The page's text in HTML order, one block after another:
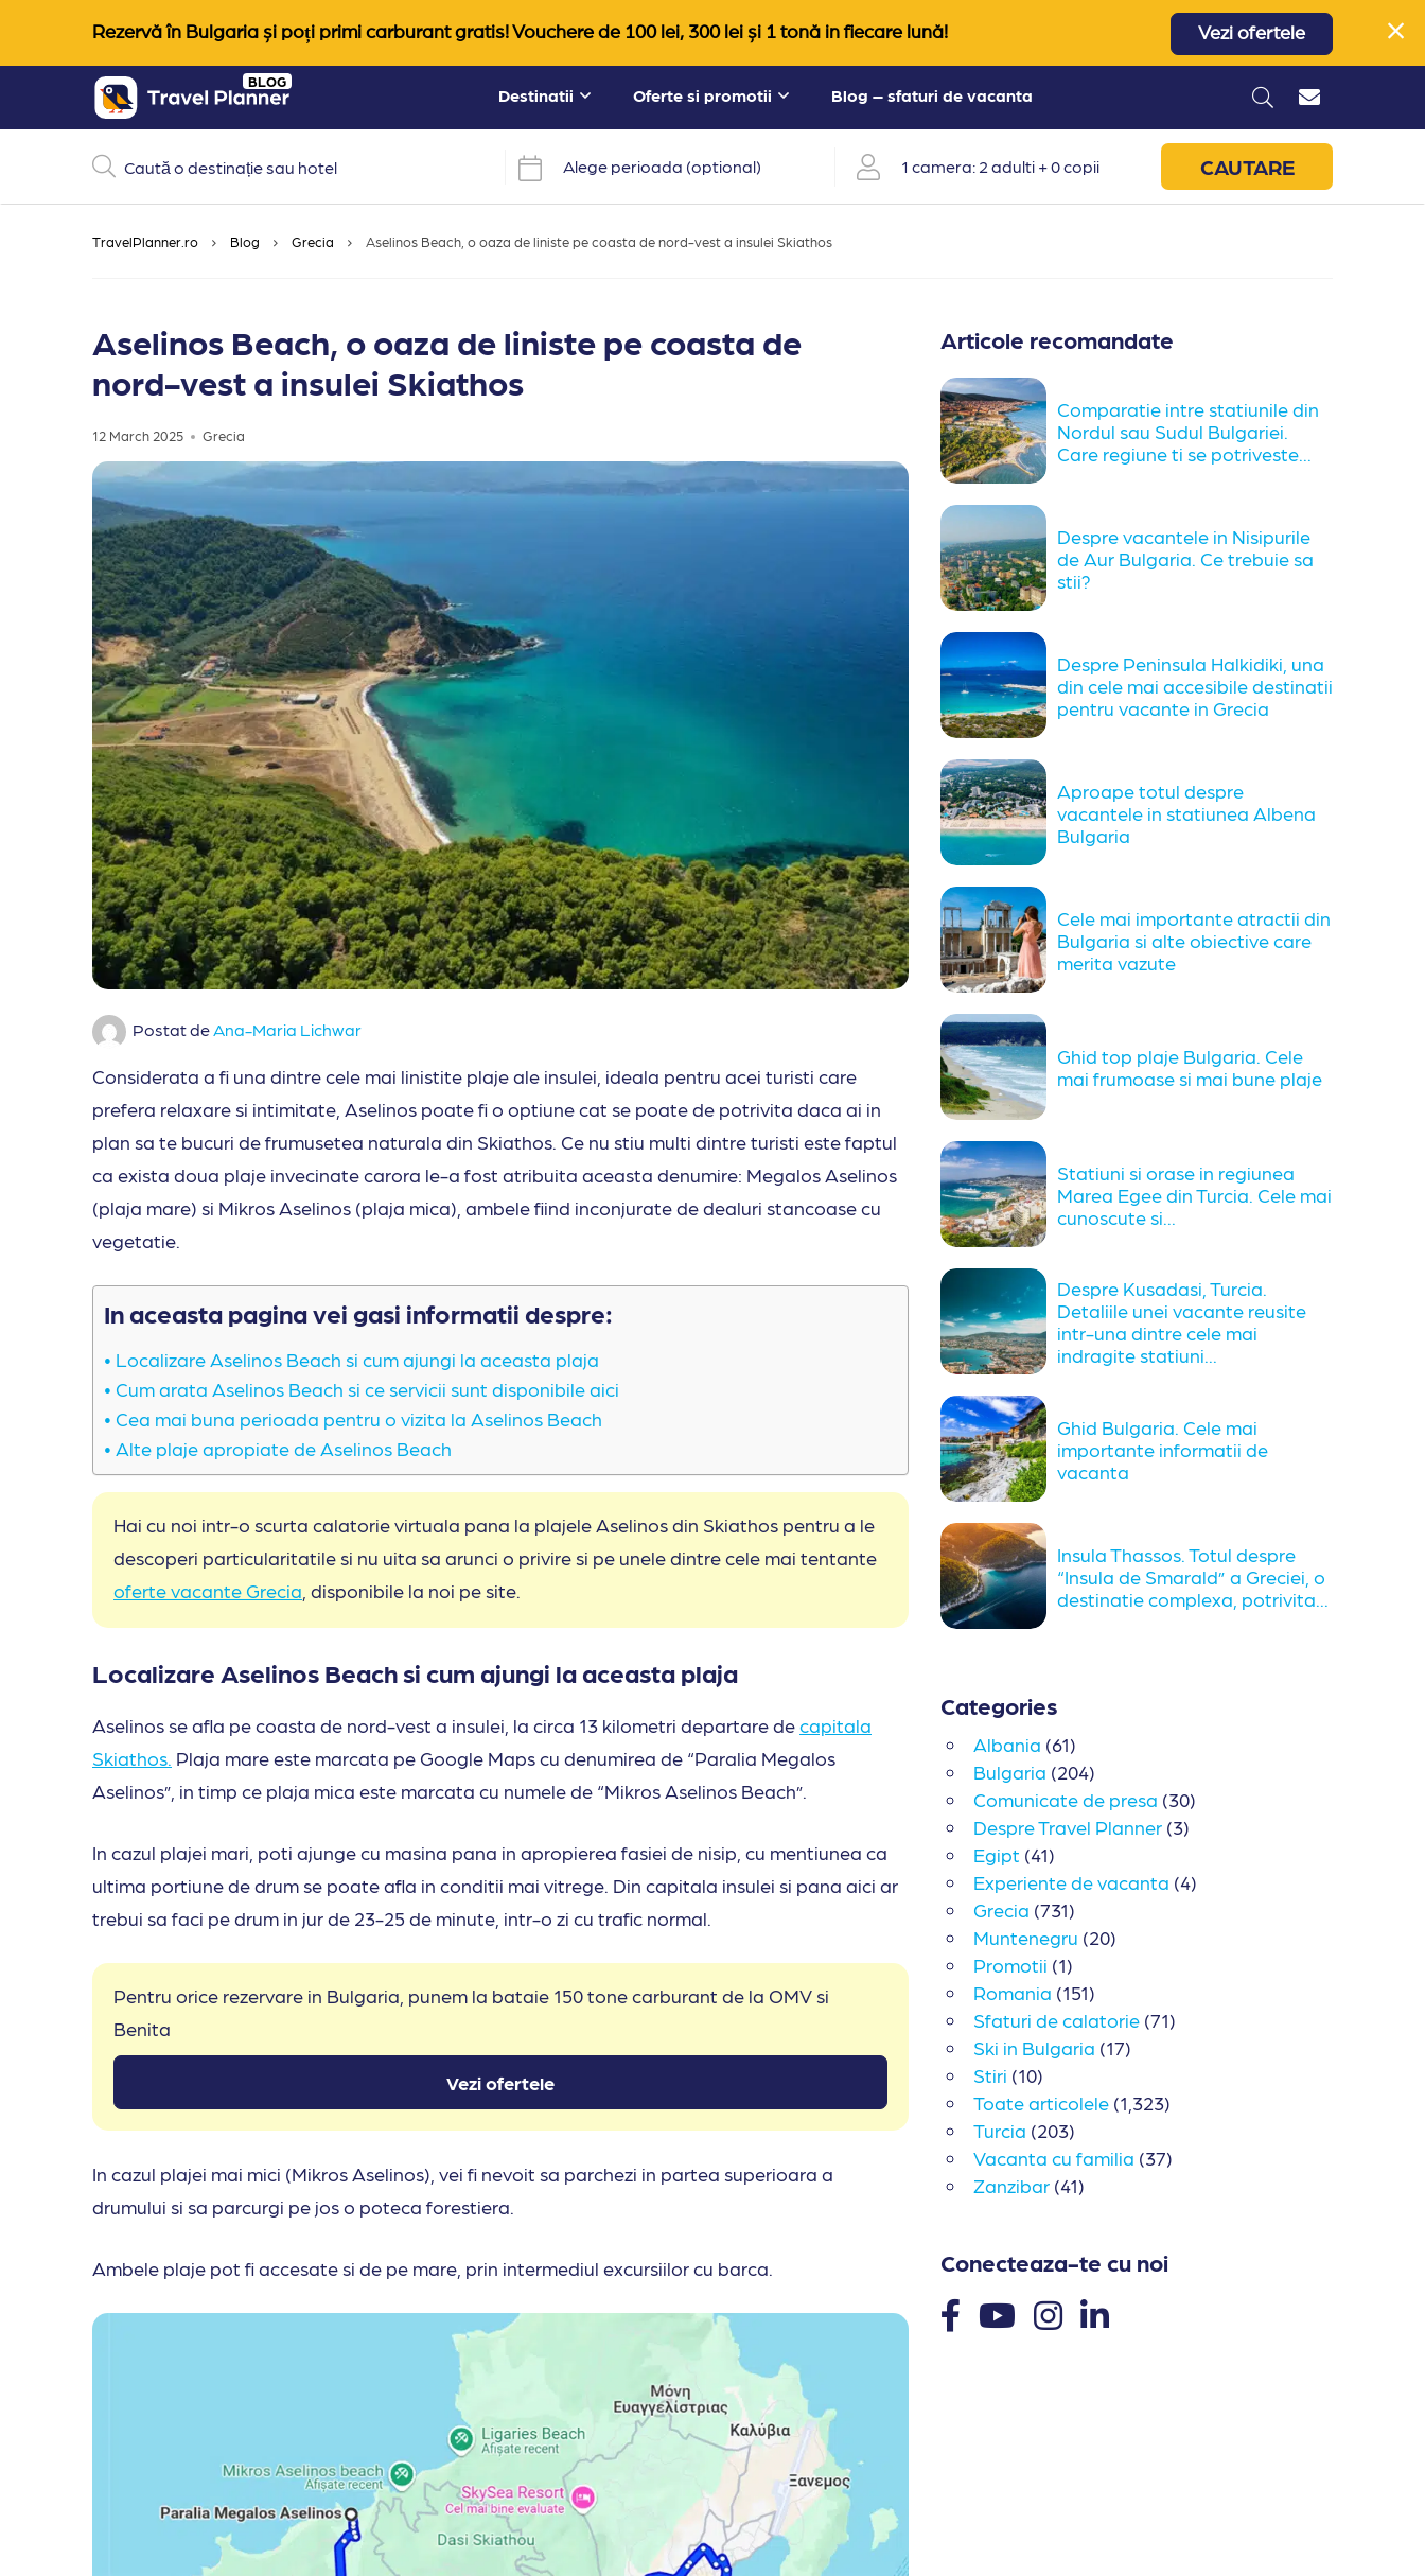
Rezervă în Bulgaria și poți primi carburant gratis! Vouchere de 100 lei, 300 lei și 1 tonă in fiecare lună! Vezi ofertele
content
BLOG
Destinatii Oferte si promotii Blog – sfaturi de vacanta
Alege perioada (optional) 1 camera: 2 adulti + 0 copii CAUTARE
TravelPlanner.ro Blog Grecia Aselinos Beach, o oaza de liniste pe coasta de nord-vest a insulei Skiathos
Aselinos Beach, o oaza de liniste pe coasta de
nord-vest a insulei Skiathos
12 March 2025 Grecia
Postat deAna-Maria Lichwar
Considerata a fi una dintre cele mai linistite plaje ale insulei, ideala pentru acei turisti care
prefera relaxare si intimitate, Aselinos poate fi o optiune cat se poate de potrivita daca ai in
plan sa te bucuri de frumusetea naturala din Skiathos. Ce nu stiu multi dintre turisti este faptul
ca exista doua plaje invecinate carora le-a fost atribuita aceasta denumire: Megalos Aselinos
(plaja mare) si Mikros Aselinos (plaja mica), ambele fiind inconjurate de dealuri stancoase cu
vegetatie.
In aceasta pagina vei gasi informatii despre:
Localizare Aselinos Beach si cum ajungi la aceasta plaja
Cum arata Aselinos Beach si ce servicii sunt disponibile aici
Cea mai buna perioada pentru o vizita la Aselinos Beach
Alte plaje apropiate de Aselinos Beach
Hai cu noi intr-o scurta calatorie virtuala pana la plajele Aselinos din Skiathos pentru a le
descoperi particularitatile si nu uita sa arunci o privire si pe unele dintre cele mai tentante
oferte vacante Grecia , disponibile la noi pe site.
Localizare Aselinos Beach si cum ajungi la aceasta plaja
Aselinos se afla pe coasta de nord-vest a insulei, la circa 13 kilometri departare decapitala
Skiathos. Plaja mare este marcata pe Google Maps cu denumirea de “Paralia Megalos
Aselinos”, in timp ce plaja mica este marcata cu numele de “Mikros Aselinos Beach”.
In cazul plajei mari, poti ajunge cu masina pana in apropierea fasiei de nisip, cu mentiunea ca
ultima portiune de drum se poate afla in conditii mai vitrege. Din capitala insulei si pana aici ar
trebui sa faci pe drum in jur de 23-25 de minute, intr-o zi cu trafic normal.
Pentru orice rezervare in Bulgaria, punem la bataie 150 tone carburant de la OMV si
Benita
Vezi ofertele
In cazul plajei mai mici (Mikros Aselinos), vei fi nevoit sa parchezi in partea superioara a
drumului si sa parcurgi pe jos o poteca forestiera.
Ambele plaje pot fi accesate si de pe mare, prin intermediul excursiilor cu barca.
Articole recomandate
Comparatie intre statiunile din
Nordul sau Sudul Bulgariei.
Care regiune ti se potriveste...
Despre vacantele in Nisipurile
de Aur Bulgaria. Ce trebuie sa
stii?
Despre Peninsula Halkidiki, una
din cele mai accesibile destinatii
pentru vacante in Grecia
Aproape totul despre
vacantele in statiunea Albena
Bulgaria
Cele mai importante atractii din
Bulgaria si alte obiective care
merita vazute
Ghid top plaje Bulgaria. Cele
mai frumoase si mai bune plaje
Statiuni si orase in regiunea
Marea Egee din Turcia. Cele mai
cunoscute si...
Despre Kusadasi, Turcia.
Detaliile unei vacante reusite
intr-una dintre cele mai
indragite statiuni...
Ghid Bulgaria. Cele mai
importante informatii de
vacanta
Insula Thassos. Totul despre
“Insula de Smarald” a Greciei, o
destinatie complexa, potrivita...
Categories
Albania (61)
Bulgaria (204)
Comunicate de presa (30)
Despre Travel Planner (3)
Egipt (41)
Experiente de vacanta (4)
Grecia (731)
Muntenegru (20)
Promotii (1)
Romania (151)
Sfaturi de calatorie (71)
Ski in Bulgaria (17)
Stiri (10)
Toate articolele (1,323)
Turcia (203)
Vacanta cu familia (37)
Zanzibar (41)
Conecteaza-te cu noi